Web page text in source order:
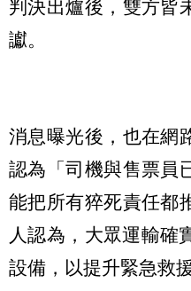
判決出爐後，雙方皆
讞。
消息曝光後，也在網
認為「司機與售票員
能把所有猝死責任都
人認為，大眾運輸確
設備，以提升緊急救